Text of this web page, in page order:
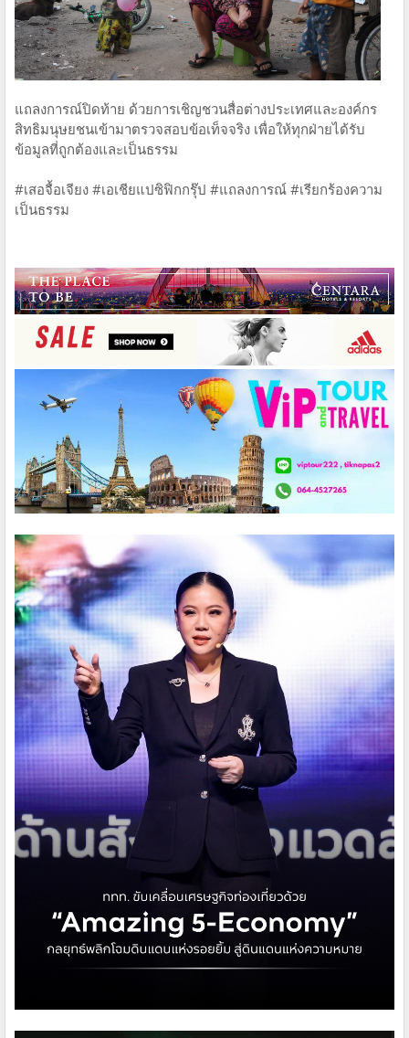
แถลงการณ์ปิดท้าย ด้วยการเชิญชวนสื่อต่างประเทศและองค์กร
สิทธิมนุษยชนเข้ามาตรวจสอบข้อเท็จจริง เพื่อให้ทุกฝ่ายได้รับ
ข้อมูลที่ถูกต้องและเป็นธรรม
#เสอจื้อเจียง #เอเชียแปซิฟิกกรุ๊ป #แถลงการณ์ #เรียกร้องความ
เป็นธรรม